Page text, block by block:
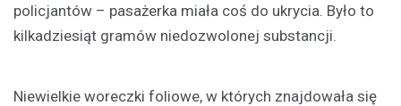
policjantów – pasażerka miała coś do ukrycia. Było to
kilkadziesiąt gramów niedozwolonej substancji.
Niewielkie woreczki foliowe, w których znajdowała się